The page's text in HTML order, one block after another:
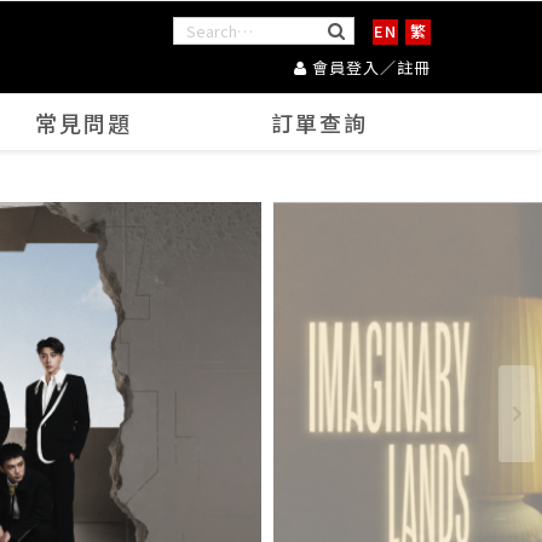
EN
繁
會員登入／註冊
常見問題 訂單查詢